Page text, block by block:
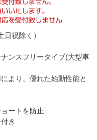
祝除く）
ンスフリータイプ(大型車
より、優れた始動性能と
ートを防止
き